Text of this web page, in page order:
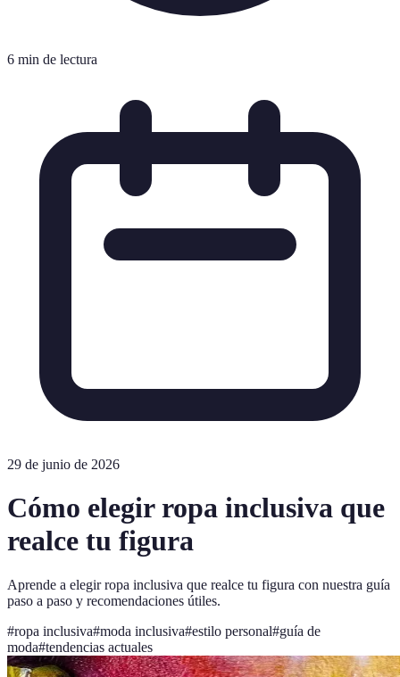
6 min de lectura
29 de junio de 2026
Cómo elegir ropa inclusiva que
realce tu figura
Aprende a elegir ropa inclusiva que realce tu figura con nuestra guía
paso a paso y recomendaciones útiles.
#ropa inclusiva#moda inclusiva#estilo personal#guía de
moda#tendencias actuales